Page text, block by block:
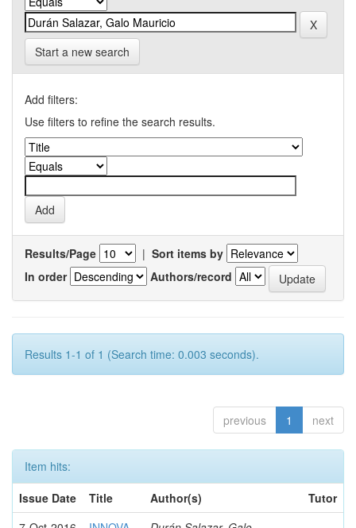
Start a new search
Add filters:
Use filters to refine the search results.
Results/Page | Sort items by
In order
Authors/record
Results 1-1 of 1 (Search time: 0.003 seconds).
previous 1 next
Item hits:
Issue Date
Title Author(s)
Tutor